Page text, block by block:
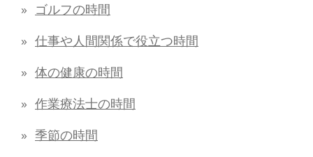
ゴルフの時間
仕事や人間関係で役立つ時間
体の健康の時間
作業療法士の時間
季節の時間